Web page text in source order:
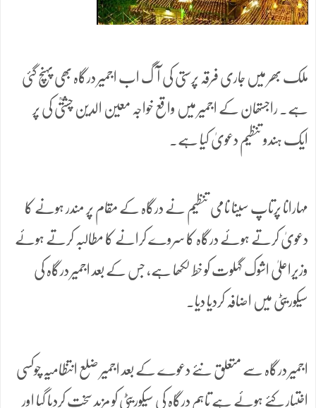
ملک بھر میں جاری فرقہ پرستی کی آگ اب اجمیر درگاہ بھی پہنچ گئی
ہے۔ راجستھان کے اجمیر میں واقع خواجہ معین الدین چشتیؒ کی پر
ایک ہندو تنظیم دعویٰ کیا ہے۔
مہارانا پرتاپ سینا نامی تنظیم نے درگاہ کے مقام پر مندر ہونے کا
دعویٰ کرتے ہوئے درگاہ کا سروے کرانے کا مطالبہ کرتے ہوئے
وزیراعلیٰ اشوک گہلوت کو خط لکھا ہے، جس کے بعد اجمیر درگاہ کی
سیکوریٹی میں اضافہ کردیا دیا۔
اجمیر درگاہ سے متعلق نئے دعوے کے بعد اجمیر ضلع انتظامیہ چوکسی
اختیار کئے ہوئے ہے تاہم درگاہ کی سیکوریٹی کو مزید سخت کردیا گیا اور